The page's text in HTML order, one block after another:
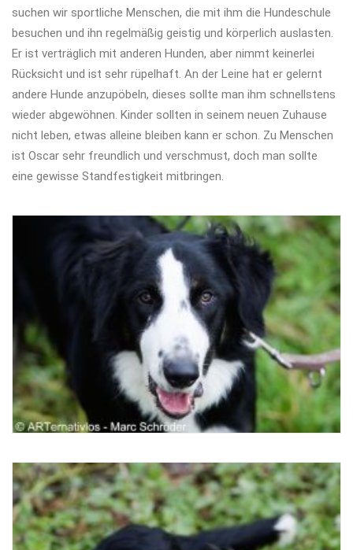
suchen wir sportliche Menschen, die mit ihm die Hundeschule
besuchen und ihn regelmäßig geistig und körperlich auslasten.
Er ist verträglich mit anderen Hunden, aber nimmt keinerlei
Rücksicht und ist sehr rüpelhaft. An der Leine hat er gelernt
andere Hunde anzupöbeln, dieses sollte man ihm schnellstens
wieder abgewöhnen. Kinder sollten in seinem neuen Zuhause
nicht leben, etwas alleine bleiben kann er schon. Zu Menschen
ist Oscar sehr freundlich und verschmust, doch man sollte
eine gewisse Standfestigkeit mitbringen.